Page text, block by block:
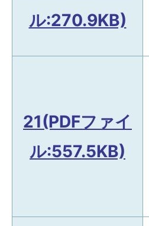
ル:270.9KB)
21(PDFファイ
ル:557.5KB)